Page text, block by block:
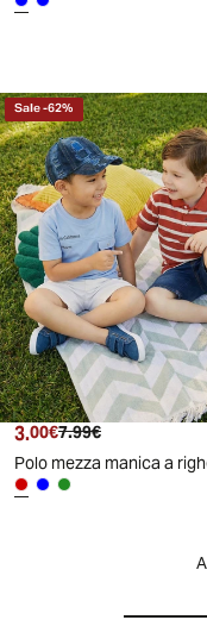
Sale-62%
Prezzo attuale
3.00€ Prezzo
7.99€